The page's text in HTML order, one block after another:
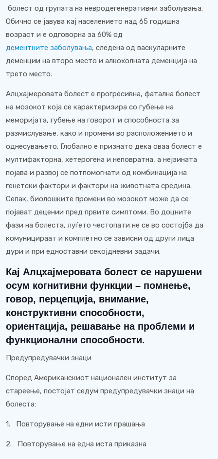
болест од групата на невродегенеративни заболувања.
Обично се јавува кај населението над 65 годишна
возраст и е одговорна за 60% од
дементните заболувања, следена од васкуларните
деменции на второ место и алкохолната деменција на
трето место.
Алцхајмеровата болест е прогресивна, фатална болест
на мозокот која се карактеризира со губење на
меморијата, губење на говорот и способноста за
размислување, како и промени во расположението и
однесувањето. Глобално е признато дека оваа болест е
мултифакторна, хетерогена и неповратна, а нејзината
појава и развој се потпомогнати од комбинација на
генетски фактори и фактори на животната средина.
Сепак, биолошките промени во мозокот може да се
појават децении пред првите симптоми. Во доцните
фази на болеста, луѓето честопати не се во состојба да
комуницираат и комплетно се зависни од други лица
дури и при едноставни секојдневни задачи.
Кај Алцхајмеровата болест се нарушени
осум когнитивни функции – помнење,
говор, перцепција, внимание,
конструктивни способности,
ориентација, решавање на проблеми и
функционални способности.
Предупредувачки знаци
Според Американскиот национален институт за
стареење, постојат седум предупредувачки знаци на
болеста:
1. Повторување на едни исти прашања
2. Повторување на една иста приказна